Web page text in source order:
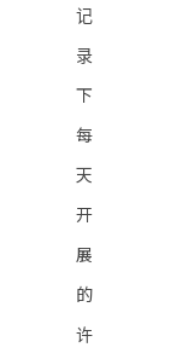
记
录
下
每
天
开
展
的
许